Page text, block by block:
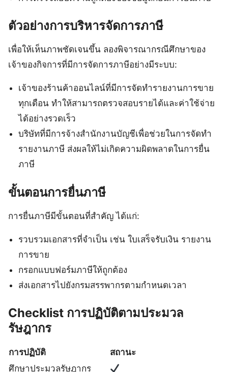
ตัวอย่างการบริหารจัดการภาษี
เพื่อให้เห็นภาพชัดเจนขึ้น ลองพิจารณากรณีศึกษาของ
เจ้าของกิจการที่มีการจัดการภาษีอย่างมีระบบ:
เจ้าของร้านค้าออนไลน์ที่มีการจัดทำรายงานการขาย
ทุกเดือน ทำให้สามารถตรวจสอบรายได้และค่าใช้จ่าย
ได้อย่างรวดเร็ว
บริษัทที่มีการจ้างสำนักงานบัญชีเพื่อช่วยในการจัดทำ
รายงานภาษี ส่งผลให้ไม่เกิดความผิดพลาดในการยื่น
ภาษี
ขั้นตอนการยื่นภาษี
การยื่นภาษีมีขั้นตอนที่สำคัญ ได้แก่:
รวบรวมเอกสารที่จำเป็น เช่น ใบเสร็จรับเงิน รายงาน
การขาย
กรอกแบบฟอร์มภาษีให้ถูกต้อง
ส่งเอกสารไปยังกรมสรรพากรตามกำหนดเวลา
Checklist การปฏิบัติตามประมวล
รัษฎากร
การปฏิบัติ
สถานะ
ศึกษาประมวลรัษฎากร